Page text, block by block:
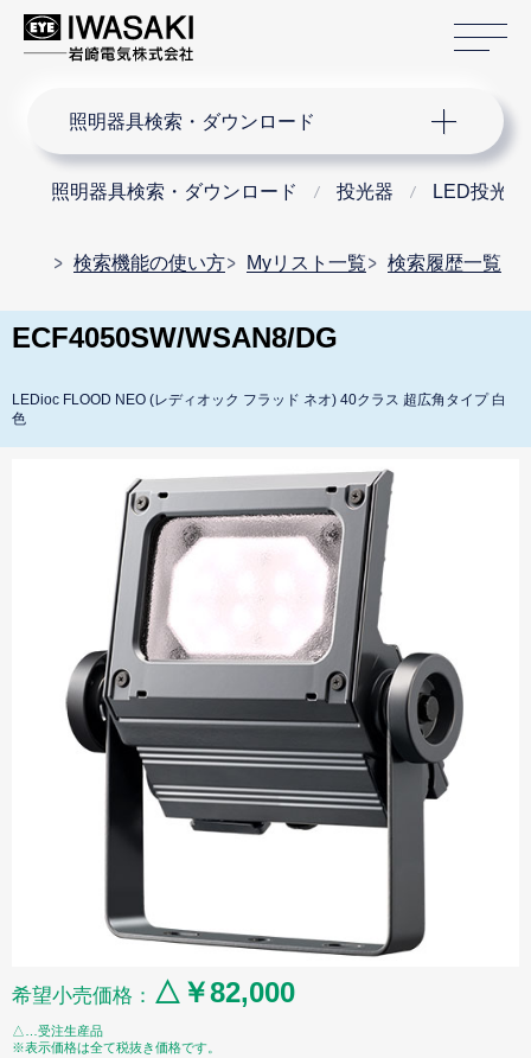
照明器具検索・ダウンロード
照明器具検索・ダウンロード 投光器 LED投光器
検索機能の使い方 Myリスト一覧 検索履歴一覧
ECF4050SW/WSAN8/DG
LEDioc FLOOD NEO (レディオック フラッド ネオ) 40クラス 超広角タイプ 白
色
希望小売価格： △￥82,000
△…受注生産品
※表示価格は全て税抜き価格です。